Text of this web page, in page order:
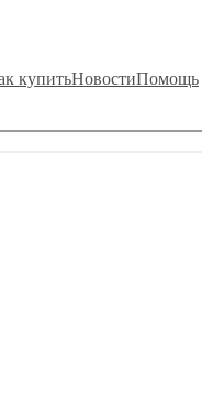
купитьНовостиПомощь